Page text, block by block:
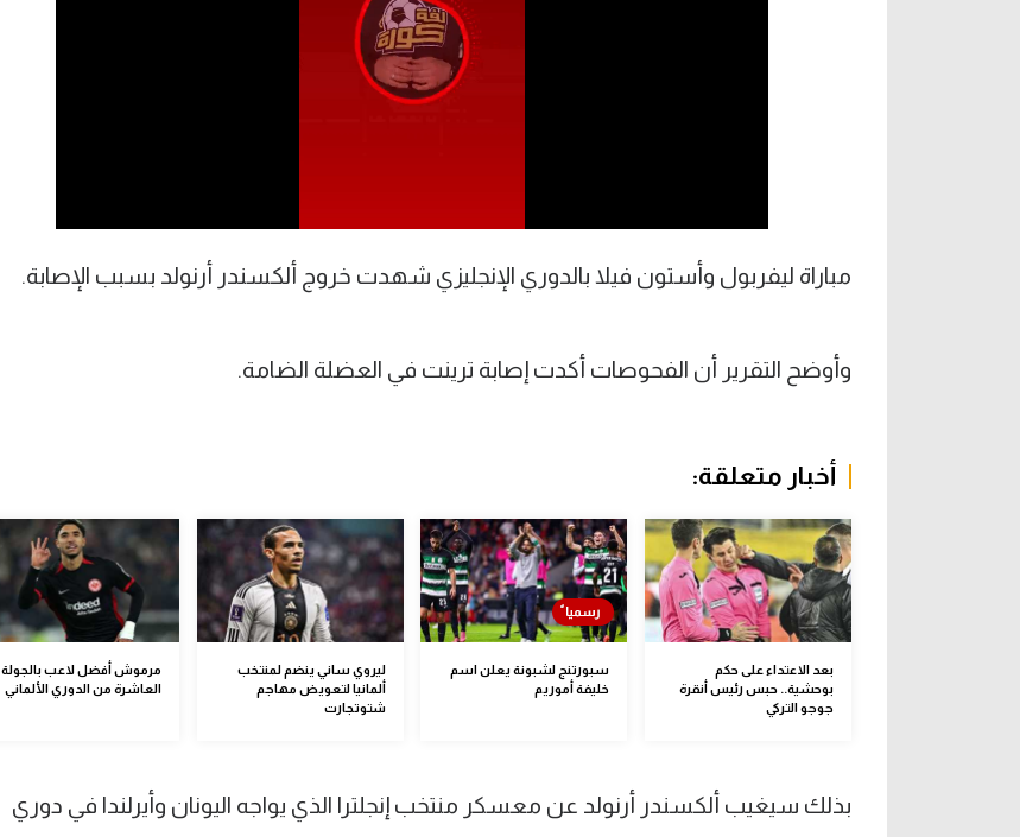
مباراة ليفربول وأستون فيلا بالدوري الإنجليزي شهدت خروج ألكسندر أرنولد بسبب الإصابة.
وأوضح التقرير أن الفحوصات أكدت إصابة ترينت في العضلة الضامة.
أخبار متعلقة:
بعد الاعتداء على حكم
بوحشية.. حبس رئيس أنقرة
جوجو التركي
سبورتنج لشبونة يعلن اسم
خليفة أموريم
ليروي ساني ينضم لمنتخب
ألمانيا لتعويض مهاجم
شتوتجارت
مرموش أفضل لاعب بالجولة
العاشرة من الدوري الألماني
بذلك سيغيب ألكسندر أرنولد عن معسكر منتخب إنجلترا الذي يواجه اليونان وأيرلندا في دوري